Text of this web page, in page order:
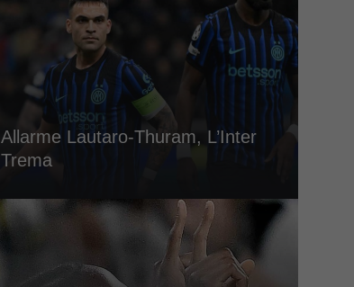
Allarme Lautaro-Thuram, L’Inter
Trema